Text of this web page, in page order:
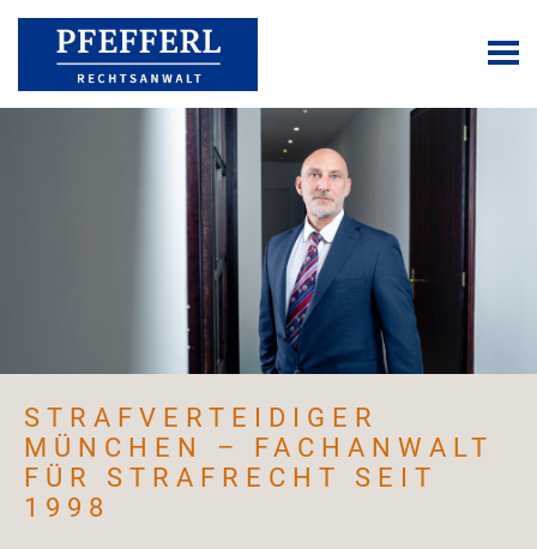
STRAFVERTEIDIGER
MÜNCHEN – FACHANWALT
FÜR STRAFRECHT SEIT
1998